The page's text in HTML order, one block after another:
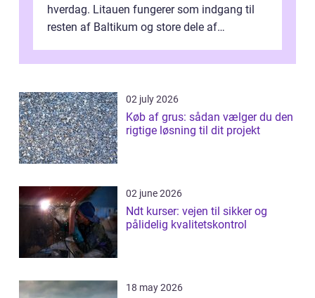
hverdag. Litauen fungerer som indgang til
resten af Baltikum og store dele af
02 july 2026
Køb af grus: sådan vælger du den
rigtige løsning til dit projekt
02 june 2026
Ndt kurser: vejen til sikker og
pålidelig kvalitetskontrol
18 may 2026